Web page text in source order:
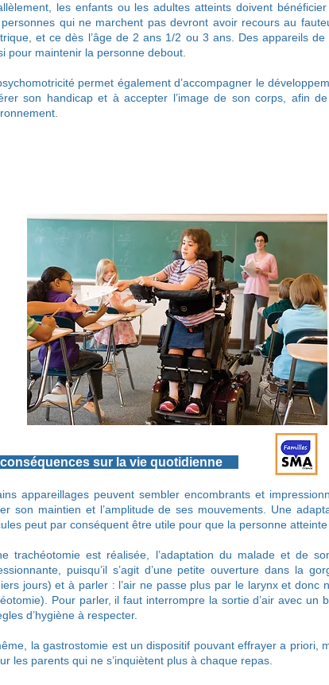
les enfants ou les adultes atteints doivent bénéficier
personnes qui ne marchent pas devront avoir recours au
et ce dès l’âge de 2 ans 1/2 ou 3 ans. Des appareils
pour maintenir la personne debout.
permet également d’accompagner le
son handicap et à accepter l’image de son corps, afin de
conséquences sur la vie quotidienne
appareillages peuvent sembler encombrants et
son maintien et l’amplitude de ses mouvements. Une
peut par conséquent être utile pour que la personne
trachéotomie est réalisée, l’adaptation du malade et de
puisqu’il s’agit d’une petite ouverture dans la
jours) et à parler : l’air ne passe plus par le larynx et
Pour parler, il faut interrompre la sortie d’air avec
d’hygiène à respecter.
la gastrostomie est un dispositif pouvant effrayer a priori,
les parents qui ne s’inquiètent plus à chaque repas.